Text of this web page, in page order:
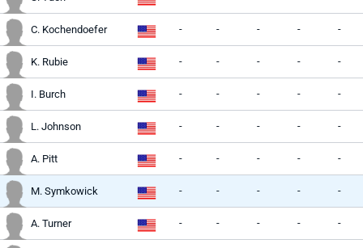
C. Kochendoefer - - - - -
K. Rubie - - - - -
I. Burch - - - - -
L. Johnson - - - - -
A. Pitt - - - - -
M. Symkowick - - - - -
A. Turner - - - - -